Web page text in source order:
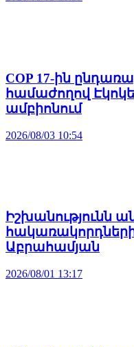
COP 17-ին
համաժողով
ամբիոնում
2026/08/03 10:54
Իշխանությունն
Աբրահամյան
2026/08/01 13:17